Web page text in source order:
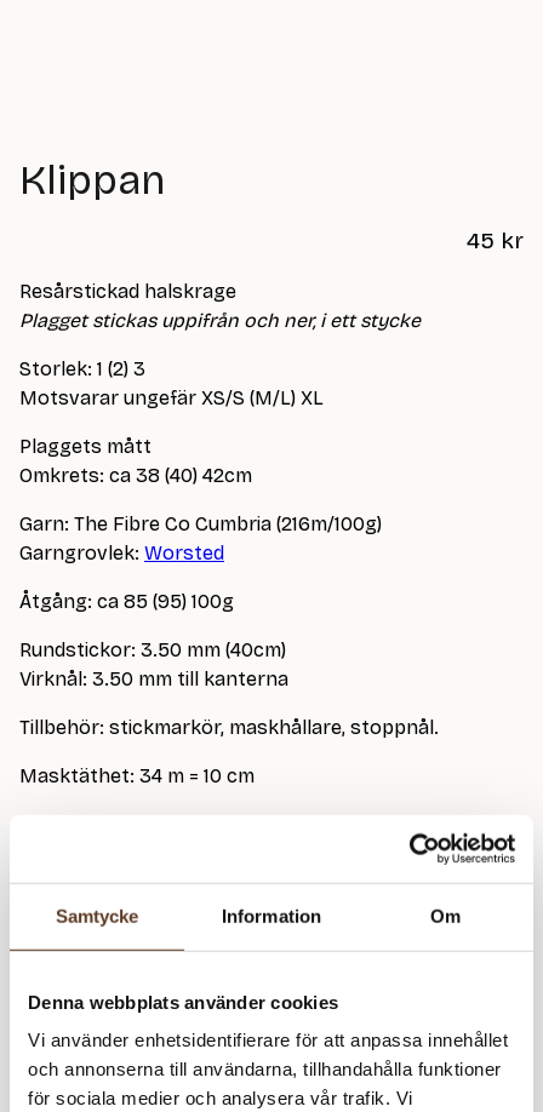
Samtycke Information Om
Denna webbplats använder cookies
Vi använder enhetsidentifierare för att anpassa innehållet
och annonserna till användarna, tillhandahålla funktioner
för sociala medier och analysera vår trafik. Vi
Klippan
45 kr
Resårstickad halskrage
Plagget stickas uppifrån och ner, i ett stycke
Storlek: 1 (2) 3
Motsvarar ungefär XS/S (M/L) XL
Plaggets mått
Omkrets: ca 38 (40) 42cm
Garn: The Fibre Co Cumbria (216m/100g)
Garngrovlek: Worsted
Åtgång: ca 85 (95) 100g
Rundstickor: 3.50 mm (40cm)
Virknål: 3.50 mm till kanterna
Tillbehör: stickmarkör, maskhållare, stoppnål.
Masktäthet: 34 m = 10 cm
Double Sunday – 1012 Whipped Cream (Lager: 20)
Rekommenderade tillbehör
Addi Classic Rundstickor – 3.50 mm, 40 cm (89 kr)